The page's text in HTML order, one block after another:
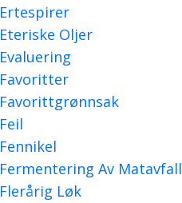
Ertespirer
Eteriske Oljer
Evaluering
Favoritter
Favorittgrønnsak
Feil
Fennikel
Fermentering Av Matavfall
Flerårig Løk